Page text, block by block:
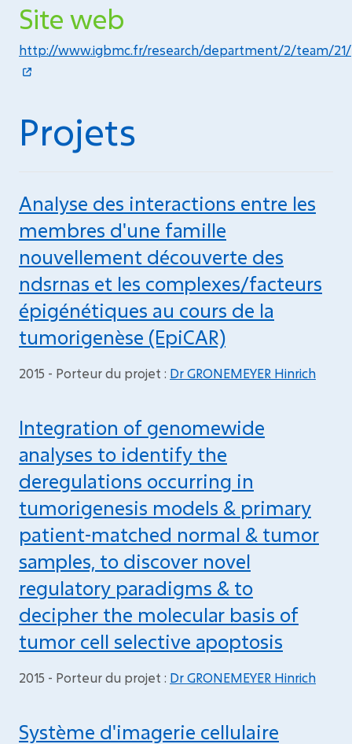
Site web
http://www.igbmc.fr/research/department/2/team/21/
Projets
Analyse des interactions entre les
membres d'une famille
nouvellement découverte des
ndsrnas et les complexes/facteurs
épigénétiques au cours de la
tumorigenèse (EpiCAR)
2015 - Porteur du projet : Dr GRONEMEYER Hinrich
Integration of genomewide
analyses to identify the
deregulations occurring in
tumorigenesis models & primary
patient-matched normal & tumor
samples, to discover novel
regulatory paradigms & to
decipher the molecular basis of
tumor cell selective apoptosis
2015 - Porteur du projet : Dr GRONEMEYER Hinrich
Système d'imagerie cellulaire